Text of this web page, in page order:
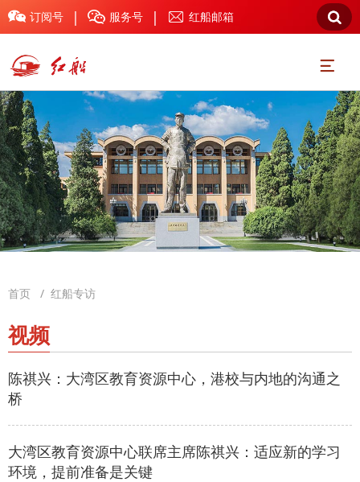
 订阅号 |  服务号 |  红船邮箱

首页 / 红船专访
视频
陈祺兴：大湾区教育资源中心，港校与内地的沟通之
桥
大湾区教育资源中心联席主席陈祺兴：适应新的学习
环境，提前准备是关键